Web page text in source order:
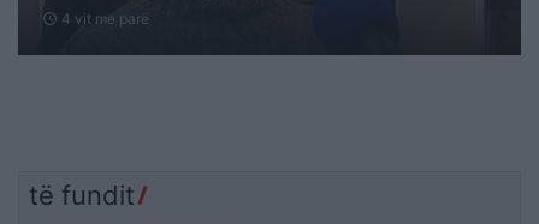
schedule 4 vit me parë
të fundit